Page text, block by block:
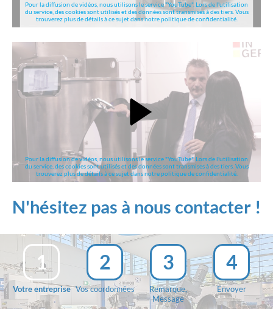
Pour la diffusion de vidéos, nous utilisons le service "YouTube". Lors de l'utilisation
du service, des cookies sont utilisés et des données sont transmises à des tiers. Vous
trouverez plus de détails à ce sujet dans notre politique de confidentialité.
Pour la diffusion de vidéos, nous utilisons le service "YouTube". Lors de l'utilisation
du service, des cookies sont utilisés et des données sont transmises à des tiers. Vous
trouverez plus de détails à ce sujet dans notre politique de confidentialité.
N'hésitez pas à nous contacter !
1
Votre entreprise
2
Vos coordonnées
3
Remarque,
Message
4
Envoyer